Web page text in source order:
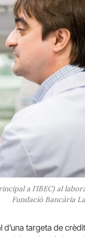
a l'IBEC) al
Fundació Bancària
d’una targeta de